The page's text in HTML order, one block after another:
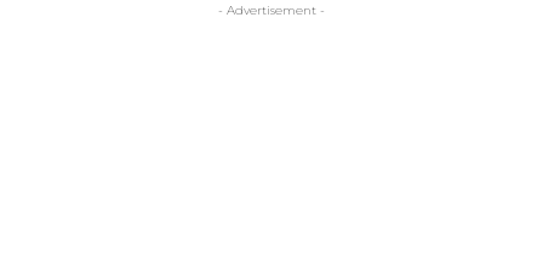
- Advertisement -